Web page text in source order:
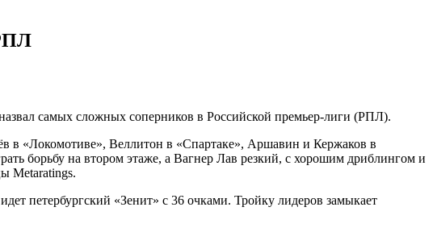
самых сложных соперников в Российской премьер-лиги (РПЛ).
в «Локомотиве», Веллитон в «Спартаке», Аршавин и Кержаков в
борьбу на втором этаже, а Вагнер Лав резкий, с хорошим дриблингом и
Metaratings.
петербургский «Зенит» с 36 очками. Тройку лидеров замыкает